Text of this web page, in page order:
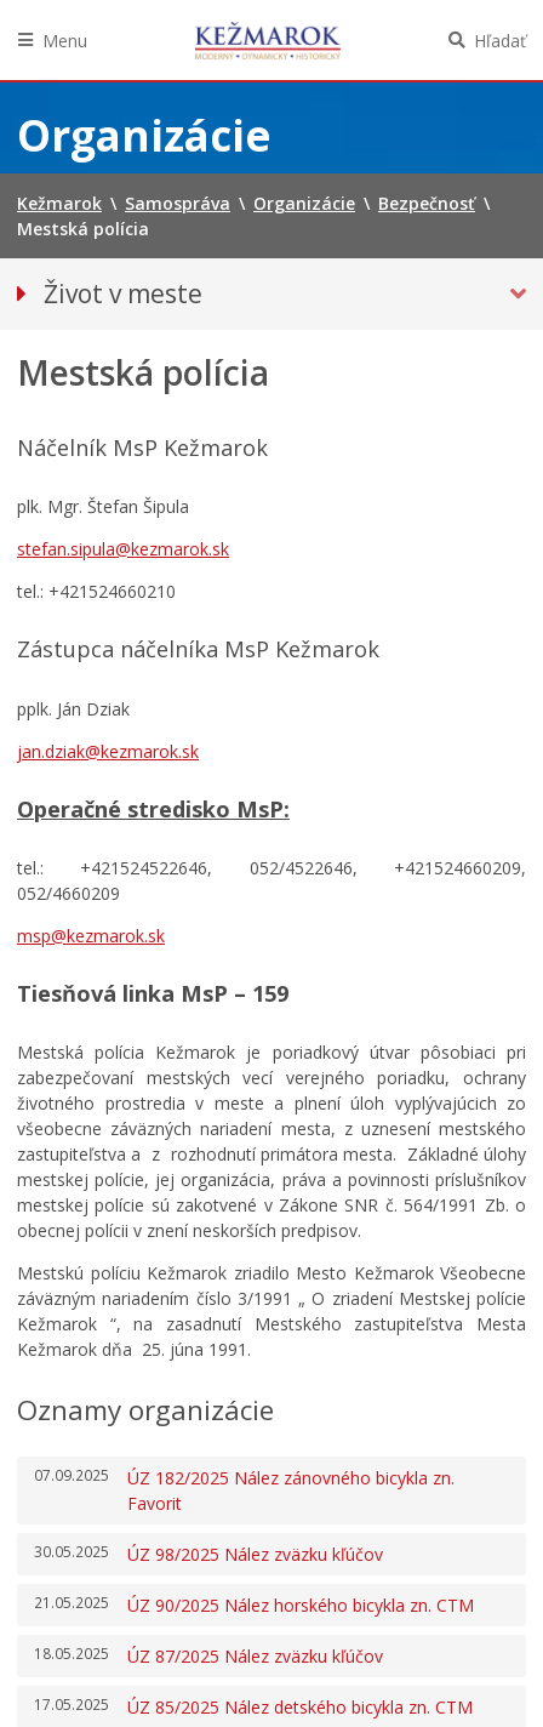
obsah
Menu Hľadať
Organizácie
Kežmarok \ Samospráva \ Organizácie \ Bezpečnosť \
Mestská polícia
Život v meste
Pohotovostné kontakty
Mestská karta
Noviny Kežmarok
Učíme sa doma
EĽRO
Mestské kultúrne stredisko
Mestská knižnica
Kino Iskra
Verejnoprospešné služby mesta
Odpadové hospodárstvo
Sociálne veci
Matrika
Bývanie
Doprava
Vývoz odpadu
Civilná ochrana
Ankety
O meste
Partnerské mestá
Mestská polícia
Náčelník MsP Kežmarok
plk. Mgr. Štefan Šipula
stefan.sipula@kezmarok.sk
tel.: +421524660210
Zástupca náčelníka MsP Kežmarok
pplk. Ján Dziak
jan.dziak@kezmarok.sk
Operačné stredisko MsP:
tel.: +421524522646, 052/4522646, +421524660209,
052/4660209
msp@kezmarok.sk
Tiesňová linka MsP – 159
Mestská polícia Kežmarok je poriadkový útvar pôsobiaci pri
zabezpečovaní mestských vecí verejného poriadku, ochrany
životného prostredia v meste a plnení úloh vyplývajúcich zo
všeobecne záväzných nariadení mesta, z uznesení mestského
zastupiteľstva a z rozhodnutí primátora mesta. Základné úlohy
mestskej polície, jej organizácia, práva a povinnosti príslušníkov
mestskej polície sú zakotvené v Zákone SNR č. 564/1991 Zb. o
obecnej polícii v znení neskorších predpisov.
Mestskú políciu Kežmarok zriadilo Mesto Kežmarok Všeobecne
záväzným nariadením číslo 3/1991 „ O zriadení Mestskej polície
Kežmarok “, na zasadnutí Mestského zastupiteľstva Mesta
Kežmarok dňa 25. júna 1991.
Oznamy organizácie
07.09.2025
ÚZ 182/2025 Nález zánovného bicykla zn.
Favorit
30.05.2025 ÚZ 98/2025 Nález zväzku kľúčov
21.05.2025 ÚZ 90/2025 Nález horského bicykla zn. CTM
18.05.2025 ÚZ 87/2025 Nález zväzku kľúčov
17.05.2025 ÚZ 85/2025 Nález detského bicykla zn. CTM